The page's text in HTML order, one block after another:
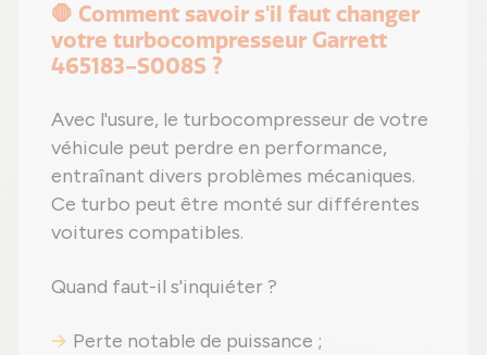
🛑 Comment savoir s'il faut changer
votre turbocompresseur Garrett
465183-S008S ?
Avec l'usure, le turbocompresseur de votre
véhicule peut perdre en performance,
entraînant divers problèmes mécaniques.
Ce turbo peut être monté sur différentes
voitures compatibles.
Quand faut-il s'inquiéter ?
Perte notable de puissance ;